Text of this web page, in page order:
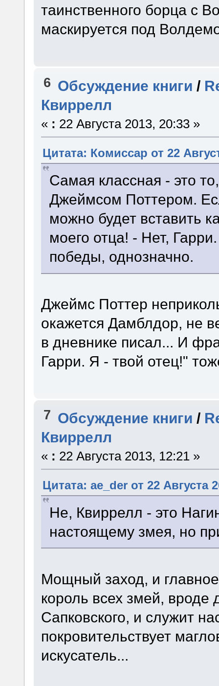
таинственного борца с
маскируется под
6 Обсуждение книги /
Квиррелл
« : 22 Августа 2013, 20:33 »
Цитата: Комиссар от 22
Самая классная - это
Джеймсом Поттером.
можно будет вставить
моего отца! - Нет,
победы, однозначно.
Джеймс Поттер
окажется Дамблдор, не
в дневнике писал... И
Гарри. Я - твой отец!"
7 Обсуждение книги /
Квиррелл
« : 22 Августа 2013, 12:21 »
Цитата: ae_der от 22 Августа
Не, Квиррелл - это
настоящему змея, но
Мощный заход, и
король всех змей, вроде
Сапковского, и служит
покровительствует
искусатель...